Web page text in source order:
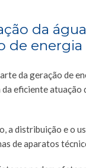
da
de energia
da geração de
eficiente atuação
a distribuição e o
de aparatos